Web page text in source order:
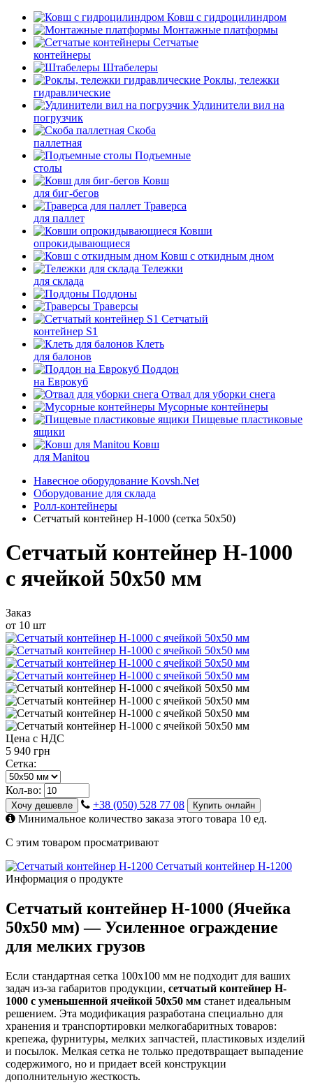
Ковш с гидроцилиндром
Монтажные платформы
Сетчатые
контейнеры
Штабелеры
Роклы, тележки
гидравлические
Удлинители вил на
погрузчик
Скоба
паллетная
Подъемные
столы
Ковш
для биг-бегов
Траверса
для паллет
Ковши
опрокидывающиеся
Ковш с откидным дном
Тележки
для склада
Поддоны
Траверсы
Сетчатый
контейнер S1
Клеть
для балонов
Поддон
на Еврокуб
Отвал для уборки снега
Мусорные контейнеры
Пищевые пластиковые
ящики
Ковш
для Manitou
Навесное оборудование Kovsh.Net
Оборудование для склада
Ролл-контейнеры
Сетчатый контейнер H-1000 (сетка 50x50)
Сетчатый контейнер H-1000
с ячейкой 50х50 мм
Заказ
от 10 шт
Цена с НДС
5 940 грн
Сетка:
Кол-во:
Хочу дешевле +38 (050) 528 77 08 Купить онлайн
Минимальное количество заказа этого товара 10 ед.
С этим товаром просматривают
Сетчатый контейнер H-1200
Информация о продукте
Сетчатый контейнер H-1000 (Ячейка
50х50 мм) — Усиленное ограждение
для мелких грузов
Если стандартная сетка 100х100 мм не подходит для ваших
задач из-за габаритов продукции, сетчатый контейнер H-
1000 с уменьшенной ячейкой 50х50 мм станет идеальным
решением. Эта модификация разработана специально для
хранения и транспортировки мелкогабаритных товаров:
крепежа, фурнитуры, мелких запчастей, пластиковых изделий
и посылок. Мелкая сетка не только предотвращает выпадение
содержимого, но и придает всей конструкции
дополнительную жесткость.